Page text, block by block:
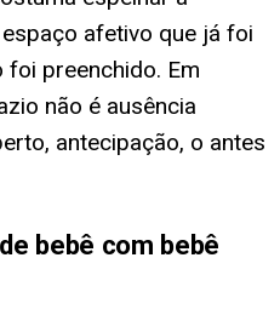
afetivo que já foi
foi preenchido. Em
não é ausência
antecipação, o antes
bebê com bebê